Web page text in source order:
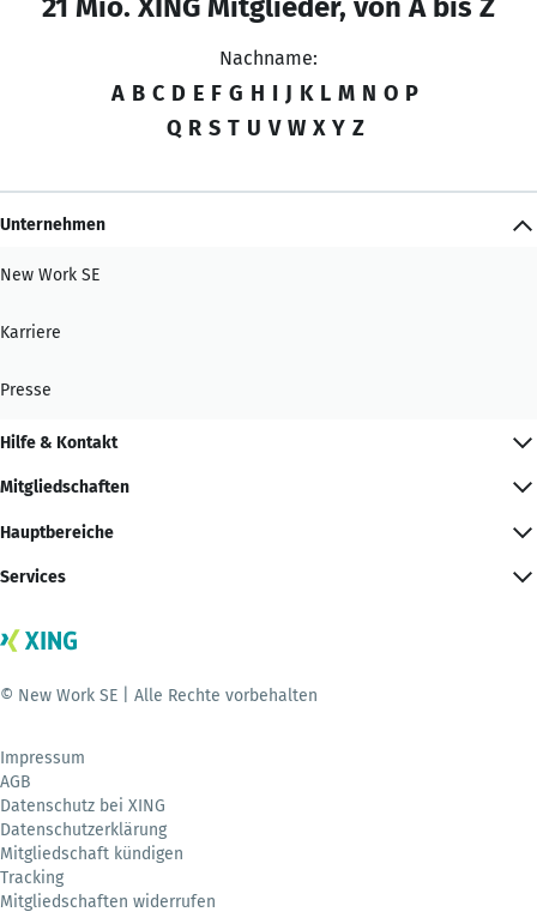
Nachname:
A B C D E F G H I J K L M N O P
Q R S T U V W X Y Z
Unternehmen
New Work SE
Karriere
Presse
Hilfe & Kontakt
Mitgliedschaften
Hauptbereiche
Services
© New Work SE | Alle Rechte vorbehalten
Impressum
AGB
Datenschutz bei XING
Datenschutzerklärung
Mitgliedschaft kündigen
Tracking
Mitgliedschaften widerrufen